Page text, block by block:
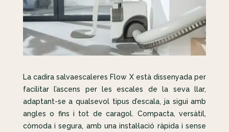
La cadira salvaescaleres Flow X està dissenyada per
facilitar l’ascens per les escales de la seva llar,
adaptant-se a qualsevol tipus d’escala, ja sigui amb
angles o fins i tot de caragol. Compacta, versàtil,
còmoda i segura, amb una instal·lació ràpida i sense